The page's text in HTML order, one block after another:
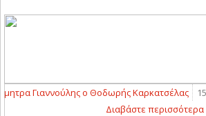
Γιαννούλης ο Θοδωρής Καρκατσέλας 15:03 -
Διαβάστε περισσότερα